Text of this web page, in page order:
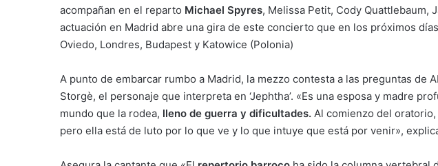
acompañan en el reparto Michael Spyres, Melissa Petit, Cody Quattlebaum,
actuación en Madrid abre una gira de este concierto que en los próximos
Oviedo, Londres, Budapest y Katowice (Polonia)
A punto de embarcar rumbo a Madrid, la mezzo contesta a las preguntas de
Storgè, el personaje que interpreta en ‘Jephtha’. «Es una esposa y madre
mundo que la rodea, lleno de guerra y dificultades. Al comienzo del
pero ella está de luto por lo que ve y lo que intuye que está por venir»,